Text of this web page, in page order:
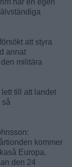
att styra
annat
militära
lett till att landet
så
kommer
Europa.
den 24